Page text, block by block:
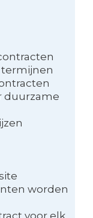
termijnen
duurzame
worden
voor elk